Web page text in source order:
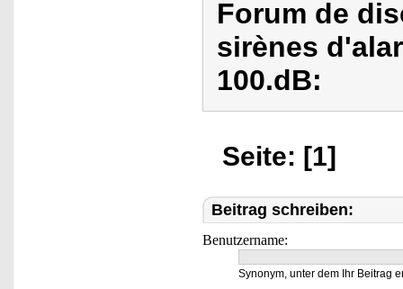
Forum de
sirènes
100.dB:
Seite: [1]
Beitrag schreiben:
Benutzername:
Synonym, unter dem Ihr Beitrag